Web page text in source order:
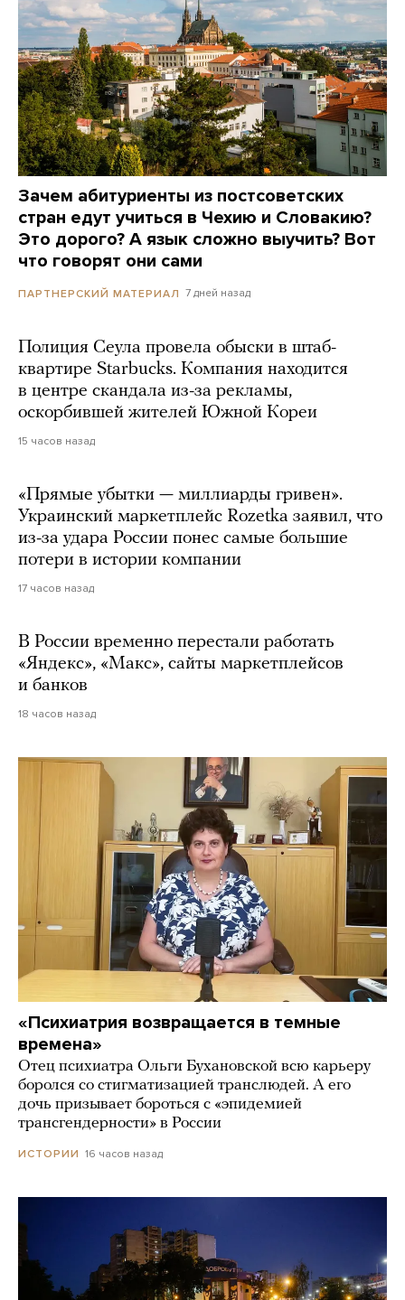
Зачем абитуриенты из постсоветских
стран едут учиться в Чехию и Словакию?
Это дорого? А язык сложно выучить? Вот
что говорят они сами
ПАРТНЕРСКИЙ МАТЕРИАЛ 7 дней назад
Полиция Сеула провела обыски в штаб-
квартире Starbucks. Компания находится
в центре скандала из-за рекламы,
оскорбившей жителей Южной Кореи
15 часов назад
«Прямые убытки — миллиарды гривен».
Украинский маркетплейс Rozetka заявил, что
из-за удара России понес самые большие
потери в истории компании
17 часов назад
В России временно перестали работать
«Яндекс», «Макс», сайты маркетплейсов
и банков
18 часов назад
«Психиатрия возвращается в темные
времена»
Отец психиатра Ольги Бухановской всю карьеру
боролся со стигматизацией транслюдей. А его
дочь призывает бороться с «эпидемией
трансгендерности» в России
ИСТОРИИ 16 часов назад